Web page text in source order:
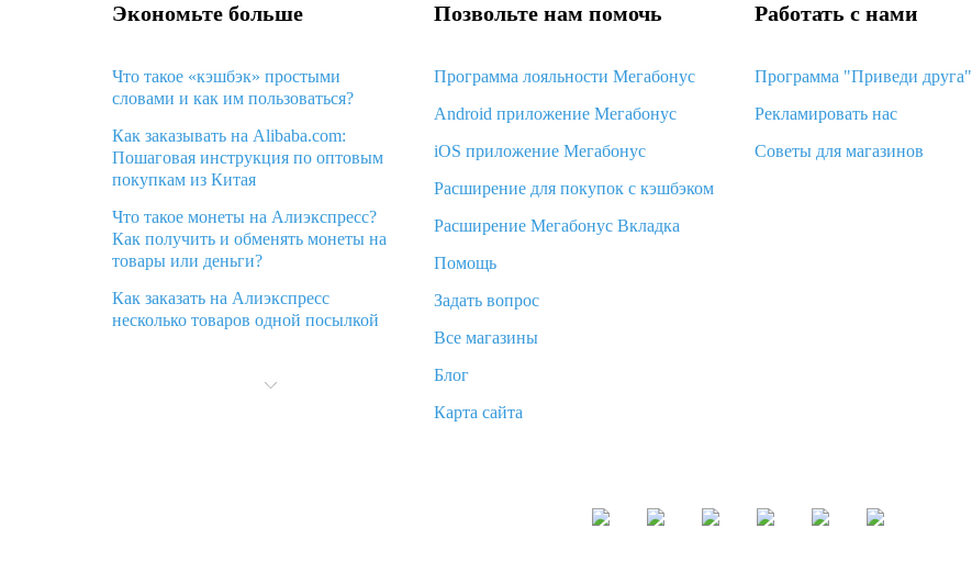
Экономьте больше
Что такое «кэшбэк» простыми
словами и как им пользоваться?
Как заказывать на Alibaba.com:
Пошаговая инструкция по оптовым
покупкам из Китая
Что такое монеты на Алиэкспресс?
Как получить и обменять монеты на
товары или деньги?
Как заказать на Алиэкспресс
несколько товаров одной посылкой
Алиэкспресс и что делать?
Позвольте нам помочь
Программа лояльности Мегабонус
Android приложение Мегабонус
iOS приложение Мегабонус
Расширение для покупок с кэшбэком
Расширение Мегабонус Вкладка
Помощь
Задать вопрос
Все магазины
Блог
Карта сайта
Работать с нами
Программа "Приведи друга"
Рекламировать нас
Советы для магазинов